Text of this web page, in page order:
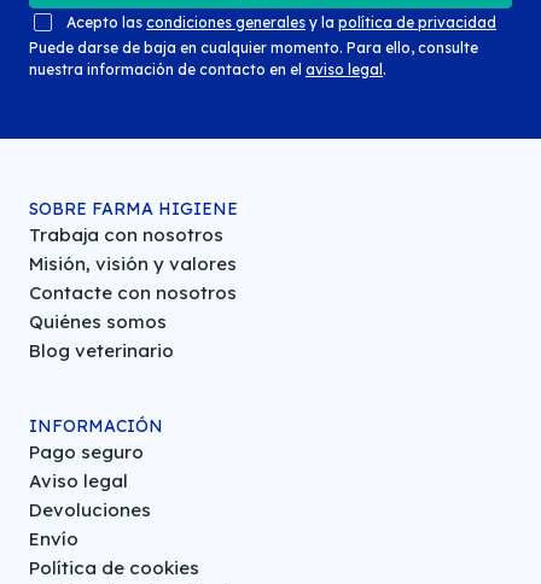
Acepto las condiciones generales y la política de privacidad
Puede darse de baja en cualquier momento. Para ello, consulte
nuestra información de contacto en el aviso legal .
SOBRE FARMA HIGIENE
Trabaja con nosotros
Misión, visión y valores
Contacte con nosotros
Quiénes somos
Blog veterinario
INFORMACIÓN
Pago seguro
Aviso legal
Devoluciones
Envío
Política de cookies